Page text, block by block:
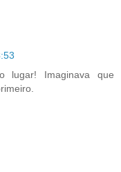
lugar! Imaginava que